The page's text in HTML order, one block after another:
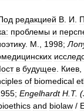
редакцией В И
проблемы и
. М 1998;
в будущее Киев
of biomedical
; Engelhardt H T. (
and biolaw /